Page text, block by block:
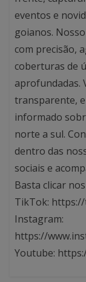
eventos e
goianos.
com precisão,
coberturas de
aprofundadas.
transparente,
informado
norte a sul.
dentro das
sociais e
Basta clicar
TikTok:
Instagram:
https://
Youtube: